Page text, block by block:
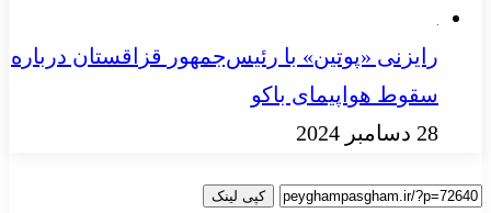
رایزنی «پوتین» با رئیس‌جمهور قزاقستان درباره
سقوط هواپیمای باکو
28 دسامبر 2024
کپی لینک